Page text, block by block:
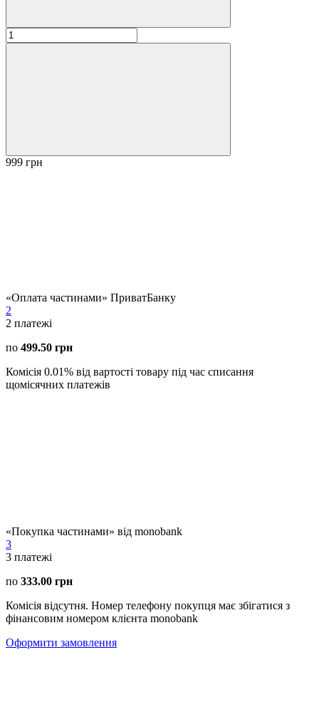
999 грн
«Оплата частинами» ПриватБанку
2
2 платежі
по 499.50 грн
Комісія 0.01% від вартості товару під час списання
щомісячних платежів
«Покупка частинами» від monobank
3
3 платежі
по 333.00 грн
Комісія відсутня. Номер телефону покупця має збігатися з
фінансовим номером клієнта monobank
Оформити замовлення